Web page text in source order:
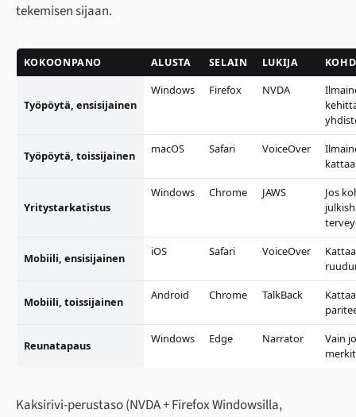
tekemisen sijaan.
KOKOONPANO ALUSTA SELAIN LUKIJA
Työpöytä, ensisijainen
Windows Firefox NVDA
Työpöytä, toissijainen macOS Safari VoiceOver
Yritystarkatistus
Windows Chrome JAWS
Jos
Mobiili, ensisijainen iOS Safari VoiceOver
Mobiili, toissijainen Android Chrome TalkBack
Reunatapaus Windows Edge Narrator
Vain
Kaksirivi-perustaso (NVDA + Firefox Windowsilla,